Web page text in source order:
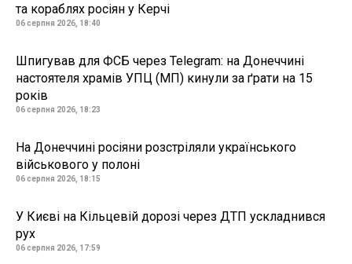
та кораблях росіян у Керчі
06 серпня 2026, 18:40
Шпигував для ФСБ через Telegram: на Донеччині
настоятеля храмів УПЦ (МП) кинули за ґрати на 15
років
06 серпня 2026, 18:23
На Донеччині росіяни розстріляли українського
військового у полоні
06 серпня 2026, 18:15
У Києві на Кільцевій дорозі через ДТП ускладнився
рух
06 серпня 2026, 17:59